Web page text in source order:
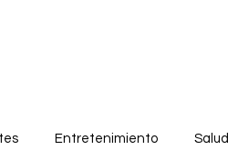
Entretenimiento Salud